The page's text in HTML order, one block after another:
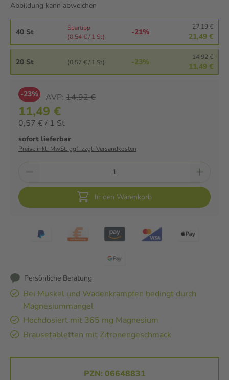
Abbildung kann abweichen
40 St
Spartipp
(0,54 € / 1 St)
-21%
27,19 €
21,49 €
20 St (0,57 € / 1 St) -23%
14,92 €
11,49 €
-23% AVP: 14,92 €
11,49 €
0,57 € / 1 St
sofort lieferbar
Preise inkl. MwSt. ggf. zzgl. Versandkosten
In den Warenkorb
Persönliche Beratung
Bei Muskel und Wadenkrämpfen bedingt durch
Magnesiummangel
Hochdosiert mit 365 mg Magnesium
Brausetabletten mit Zitronengeschmack
PZN: 06648831